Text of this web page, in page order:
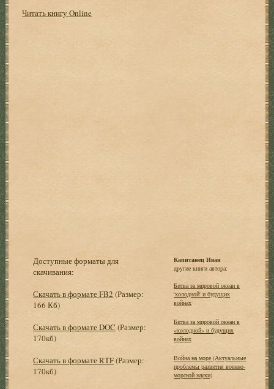
Читать книгу Online
Доступные форматы для
скачивания:
Скачать в формате FB2 (Размер:
166 Кб)
Скачать в формате DOC (Размер:
170кб)
Скачать в формате RTF(Размер:
170кб)
Капитанец Иван
другие книги автора:
Битва за мировой океан в
'холодной' и будущих
войнах
Битва за мировой океан в
«холодной» и будущих
войнах
Война на море (Актуальные
проблемы развития военно-
морской науки)